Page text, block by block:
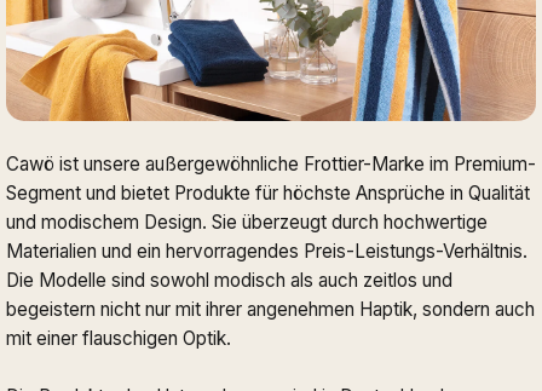
Cawö ist unsere außergewöhnliche Frottier-Marke im Premium-
Segment und bietet Produkte für höchste Ansprüche in Qualität
und modischem Design. Sie überzeugt durch hochwertige
Materialien und ein hervorragendes Preis-Leistungs-Verhältnis.
Die Modelle sind sowohl modisch als auch zeitlos und
begeistern nicht nur mit ihrer angenehmen Haptik, sondern auch
mit einer flauschigen Optik.